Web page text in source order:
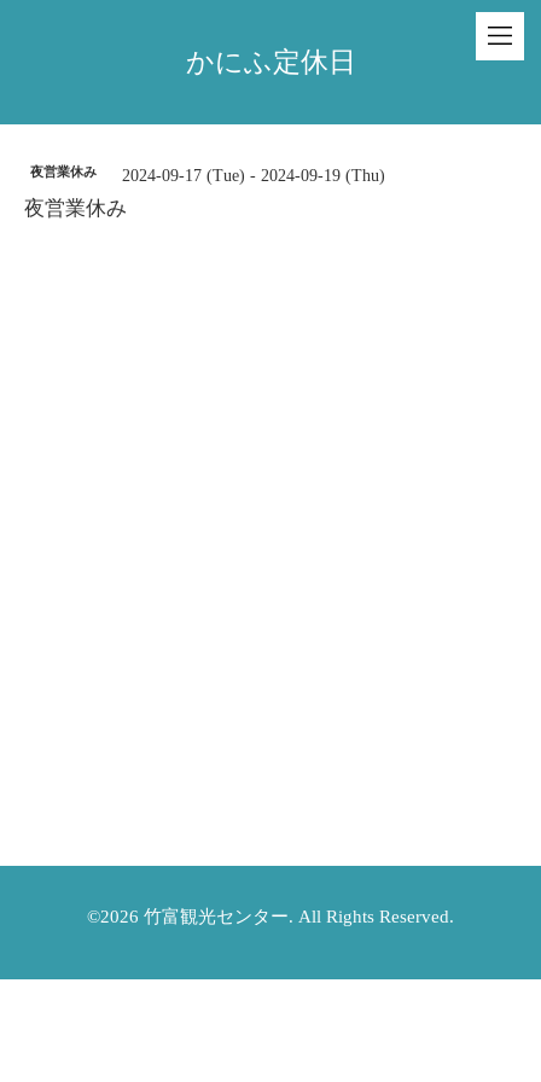
かにふ定休日
夜営業休み 2024-09-17 (Tue) - 2024-09-19 (Thu)
夜営業休み
©2026 竹富観光センター. All Rights Reserved.